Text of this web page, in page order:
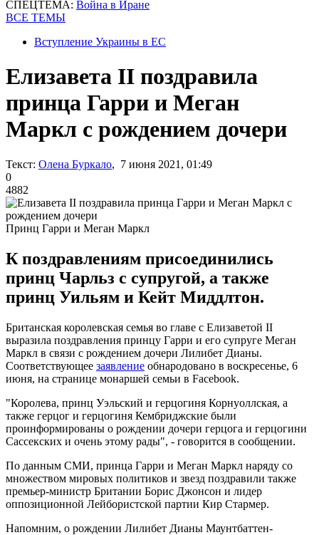
СПЕЦТЕМА: Война в Иране
ВСЕ ТЕМЫ
Вступление Украины в ЕС
Елизавета II поздравила
принца Гарри и Меган
Маркл с рождением дочери
Текст: Олена Буркало, 7 июня 2021, 01:49
0
4882
Принц Гарри и Меган Маркл
К поздравлениям присоединились
принц Чарльз с супругой, а также
принц Уильям и Кейт Миддлтон.
Британская королевская семья во главе с Елизаветой II
выразила поздравления принцу Гарри и его супруге Меган
Маркл в связи с рождением дочери Лилибет Дианы.
Соответствующее заявление обнародовано в воскресенье, 6
июня, на странице монаршей семьи в Facebook.
"Королева, принц Уэльский и герцогиня Корнуоллская, а
также герцог и герцогиня Кембриджские были
проинформированы о рождении дочери герцога и герцогини
Сассекских и очень этому рады", - говорится в сообщении.
По данным СМИ, принца Гарри и Меган Маркл наряду со
множеством мировых политиков и звезд поздравили также
премьер-министр Британии Борис Джонсон и лидер
оппозиционной Лейбористской партии Кир Стармер.
Напомним, о рождении Лилибет Дианы Маунтбаттен-